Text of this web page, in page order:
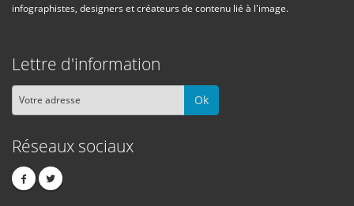
infographistes, designers et créateurs de contenu lié à l'image.
Lettre d'information
Ok
Réseaux sociaux